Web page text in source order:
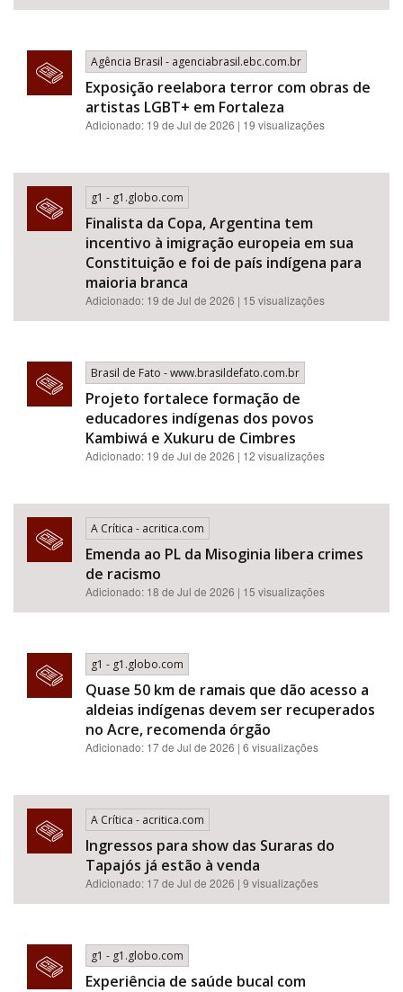
Área Protegida
BUSCAR
Agência Brasil - agenciabrasil.ebc.com.br
Exposição reelabora terror com obras de
artistas LGBT+ em Fortaleza
Adicionado: 19 de Jul de 2026 | 19 visualizações
g1 - g1.globo.com
Finalista da Copa, Argentina tem
incentivo à imigração europeia em sua
Constituição e foi de país indígena para
maioria branca
Adicionado: 19 de Jul de 2026 | 15 visualizações
Brasil de Fato - www.brasildefato.com.br
Projeto fortalece formação de
educadores indígenas dos povos
Kambiwá e Xukuru de Cimbres
Adicionado: 19 de Jul de 2026 | 12 visualizações
A Crítica - acritica.com
Emenda ao PL da Misoginia libera crimes
de racismo​​​​​​​​​​​​​​​​​​​​​​​​​​​​​​​​​​​​​​​​​​
Adicionado: 18 de Jul de 2026 | 15 visualizações
g1 - g1.globo.com
Quase 50 km de ramais que dão acesso a
aldeias indígenas devem ser recuperados
no Acre, recomenda órgão
Adicionado: 17 de Jul de 2026 | 6 visualizações
A Crítica - acritica.com
Ingressos para show das Suraras do
Tapajós já estão à venda
Adicionado: 17 de Jul de 2026 | 9 visualizações
g1 - g1.globo.com
Experiência de saúde bucal com